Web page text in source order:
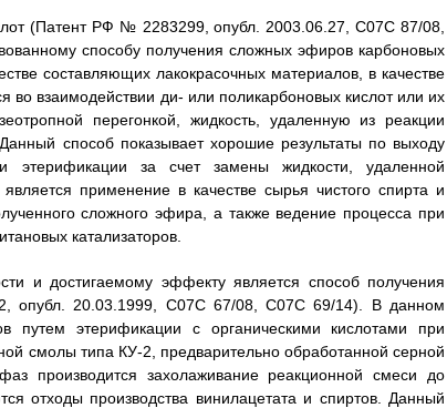
(Патент РФ № 2283299, опубл. 2003.06.27, С07С 87/08,
способу получения сложных эфиров карбоновых
составляющих лакокрасочных материалов, в качестве
во взаимодействии ди- или поликарбоновых кислот или их
перегонкой, жидкость, удаленную из реакции
способ показывает хорошие результаты по выходу
за счет замены жидкости, удаленной
применение в качестве сырья чистого спирта и
сложного эфира, а также ведение процесса при
катализаторов.
и достигаемому эффекту является способ получения
опубл. 20.03.1999, С07С 67/08, С07С 69/14). В данном
путем этерификации с органическими кислотами при
смолы типа КУ-2, предварительно обработанной серной
производится захолаживание реакционной смеси до
отходы производства винилацетата и спиртов. Данный